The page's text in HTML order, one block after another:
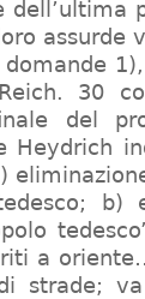
assurde
domande
30
del
Heydrich
b)
a
strade;